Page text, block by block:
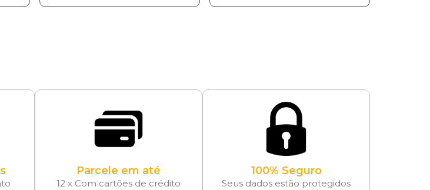
Parcele em até
12 x Com cartões de crédito
100% Seguro
Seus dados estão protegidos